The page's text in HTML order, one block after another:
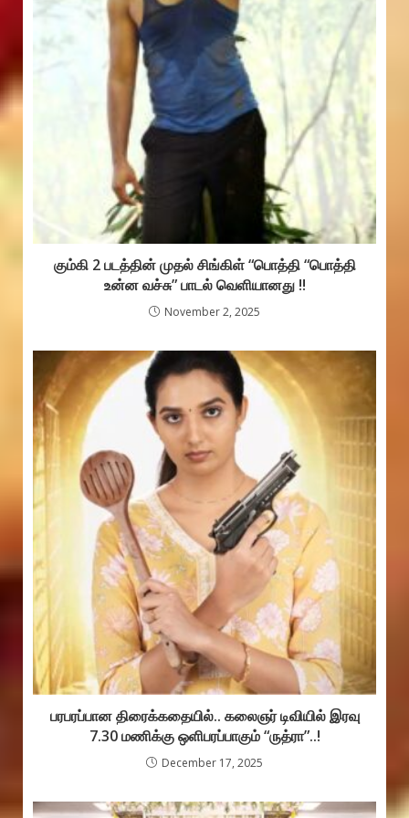
கும்கி 2 படத்தின் முதல் சிங்கிள் “பொத்தி “பொத்தி
உன்ன வச்சு” பாடல் வெளியானது !!
November 2, 2025
பரபரப்பான திரைக்கதையில்.. கலைஞர் டிவியில் இரவு
7.30 மணிக்கு ஒளிபரப்பாகும் “ருத்ரா”..!
December 17, 2025